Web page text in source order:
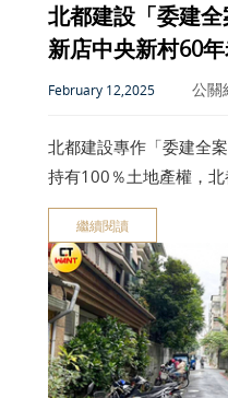
北都建設「委建全
新店中央新村60
February 12,2025 公關
北都建設專作「委建全
持有100％土地產權，
請、請照、申請融資，
建貸款專戶」機制，能貸
繼續閱讀